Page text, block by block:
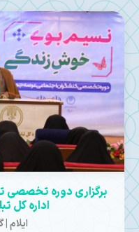
برگزاری دوره
اداره کل
ایلام